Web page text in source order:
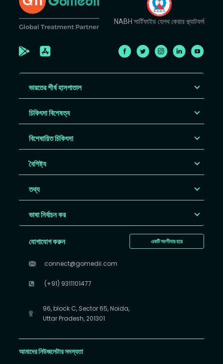
NABH সার্টিফাইড হেলথ কেয়ার প্ল্যাটফর্ম
ভারতের শীর্ষ হাসপাতাল
চিকিৎসা বিশেষত্ব
বিশেষায়িত চিকিৎসা
বৈশিষ্ট্য
তথ্য
ভাষা নির্বাচন কর
একটি অংশীদার হয়ে
যোগাযোগ করুন
connect@gomedii.com
(+91) 9311101477
96, block C, Sector 65, Noida,
Uttar Pradesh, 201301
আমাদের নিউজলেটার সদস্যতা